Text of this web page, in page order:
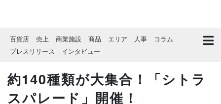
百貨店 売上 商業施設 商品 エリア 人事
コラム
プレスリリース
インタビュー
約140種類が大集合！「シトラ
スパレード」開催！